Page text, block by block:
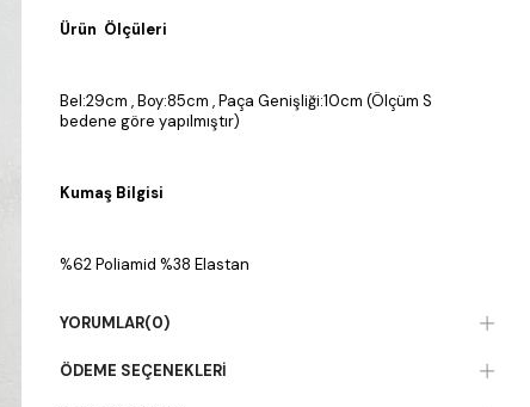
Ürün Ölçüleri
Bel:29cm , Boy:85cm , Paça Genişliği:10cm (Ölçüm S
bedene göre yapılmıştır)
Kumaş Bilgisi
%62 Poliamid %38 Elastan
YORUMLAR(0)
ÖDEME SEÇENEKLERI